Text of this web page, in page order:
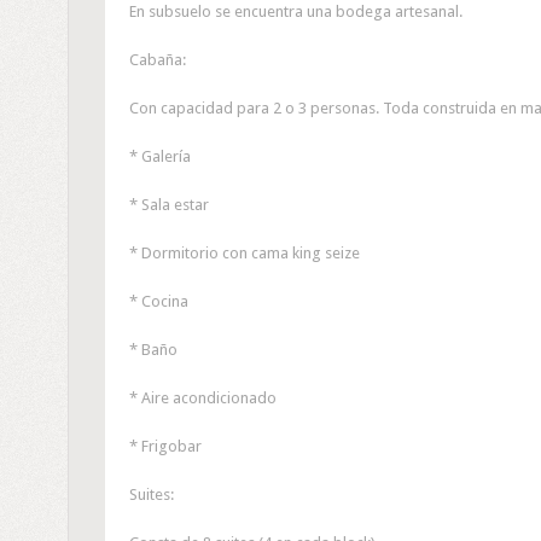
En subsuelo se encuentra una bodega artesanal.
Cabaña:
Con capacidad para 2 o 3 personas. Toda construida en
* Galería
* Sala estar
* Dormitorio con cama king seize
* Cocina
* Baño
* Aire acondicionado
* Frigobar
Suites: